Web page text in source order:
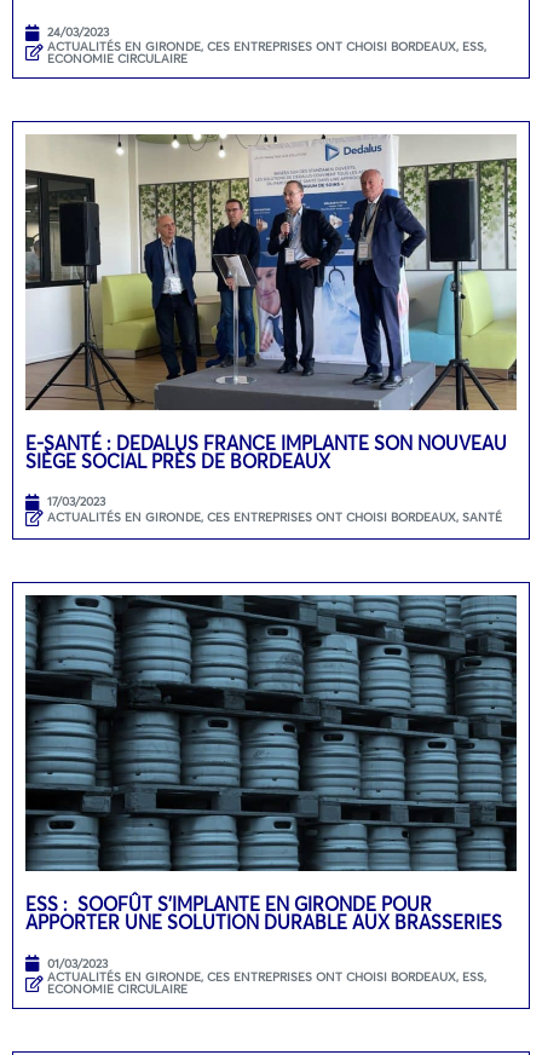
24/03/2023
ACTUALITÉS EN GIRONDE, CES ENTREPRISES ONT CHOISI BORDEAUX, ESS,
ECONOMIE CIRCULAIRE
E-SANTÉ : DEDALUS FRANCE IMPLANTE SON NOUVEAU
SIÈGE SOCIAL PRÈS DE BORDEAUX
17/03/2023
ACTUALITÉS EN GIRONDE, CES ENTREPRISES ONT CHOISI BORDEAUX, SANTÉ
ESS : SOOFÛT S’IMPLANTE EN GIRONDE POUR
APPORTER UNE SOLUTION DURABLE AUX BRASSERIES
01/03/2023
ACTUALITÉS EN GIRONDE, CES ENTREPRISES ONT CHOISI BORDEAUX, ESS,
ECONOMIE CIRCULAIRE